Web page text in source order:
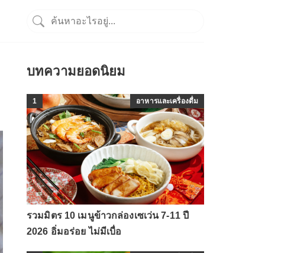
บทความยอดนิยม
1 อาหารและเครื่องดื่ม
รวมมิตร 10 เมนูข้าวกล่องเซเว่น 7-11 ปี
2026 อิ่มอร่อย ไม่มีเบื่อ